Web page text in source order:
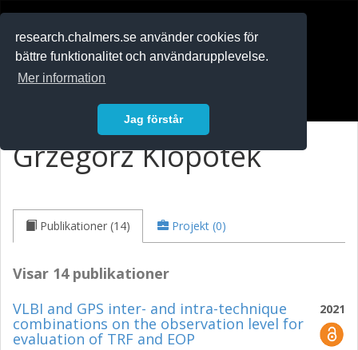
research.chalmers.se använder cookies för
bättre funktionalitet och användarupplevelse.
Mer information
Jag förstår
Grzegorz Klopotek
Publikationer (14) Projekt (0)
Visar 14 publikationer
2021
VLBI and GPS inter- and intra-technique
combinations on the observation level for
evaluation of TRF and EOP